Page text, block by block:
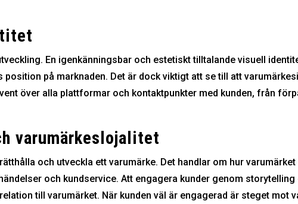
En igenkänningsbar och estetiskt tilltalande visuell
på marknaden. Det är dock viktigt att se till att
över alla plattformar och kontaktpunkter med kunden, från
varumärkeslojalitet
och utveckla ett varumärke. Det handlar om hur
och kundservice. Att engagera kunder genom
till varumärket. När kunden väl är engagerad är steget mot